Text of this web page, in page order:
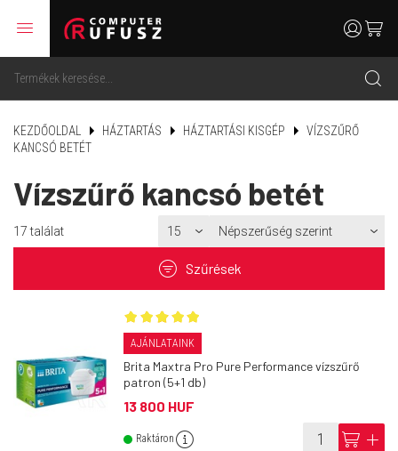
menu
search
usercart
KEZDŐOLDAL HÁZTARTÁS HÁZTARTÁSI KISGÉP
VÍZSZŰRŐ
KANCSÓ BETÉT
Vízszűrő kancsó betét
17 találat
filter Szűrések
AJÁNLATAINK
Brita Maxtra Pro Pure Performance vízszűrő
patron (5+1 db)
13 800 HUF
Raktáron info cart add